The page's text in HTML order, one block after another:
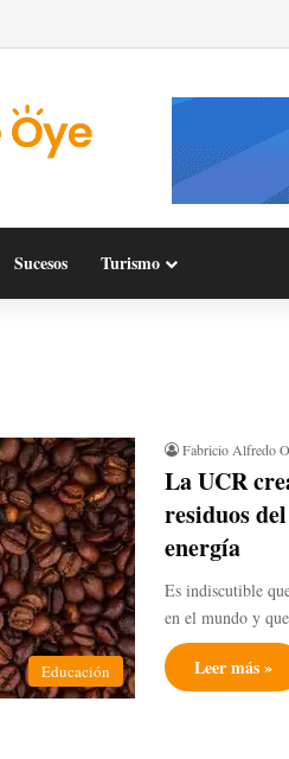
Sucesos Turismo
Educación
Fabricio Alfredo
La UCR
residuos
energía
Es indiscutible
en el mundo y
Leer más »